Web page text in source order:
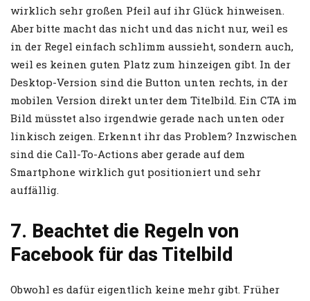
wirklich sehr großen Pfeil auf ihr Glück hinweisen.
Aber bitte macht das nicht und das nicht nur, weil es
in der Regel einfach schlimm aussieht, sondern auch,
weil es keinen guten Platz zum hinzeigen gibt. In der
Desktop-Version sind die Button unten rechts, in der
mobilen Version direkt unter dem Titelbild. Ein CTA im
Bild müsstet also irgendwie gerade nach unten oder
linkisch zeigen. Erkennt ihr das Problem? Inzwischen
sind die Call-To-Actions aber gerade auf dem
Smartphone wirklich gut positioniert und sehr
auffällig.
7. Beachtet die Regeln von
Facebook für das Titelbild
Obwohl es dafür eigentlich keine mehr gibt. Früher